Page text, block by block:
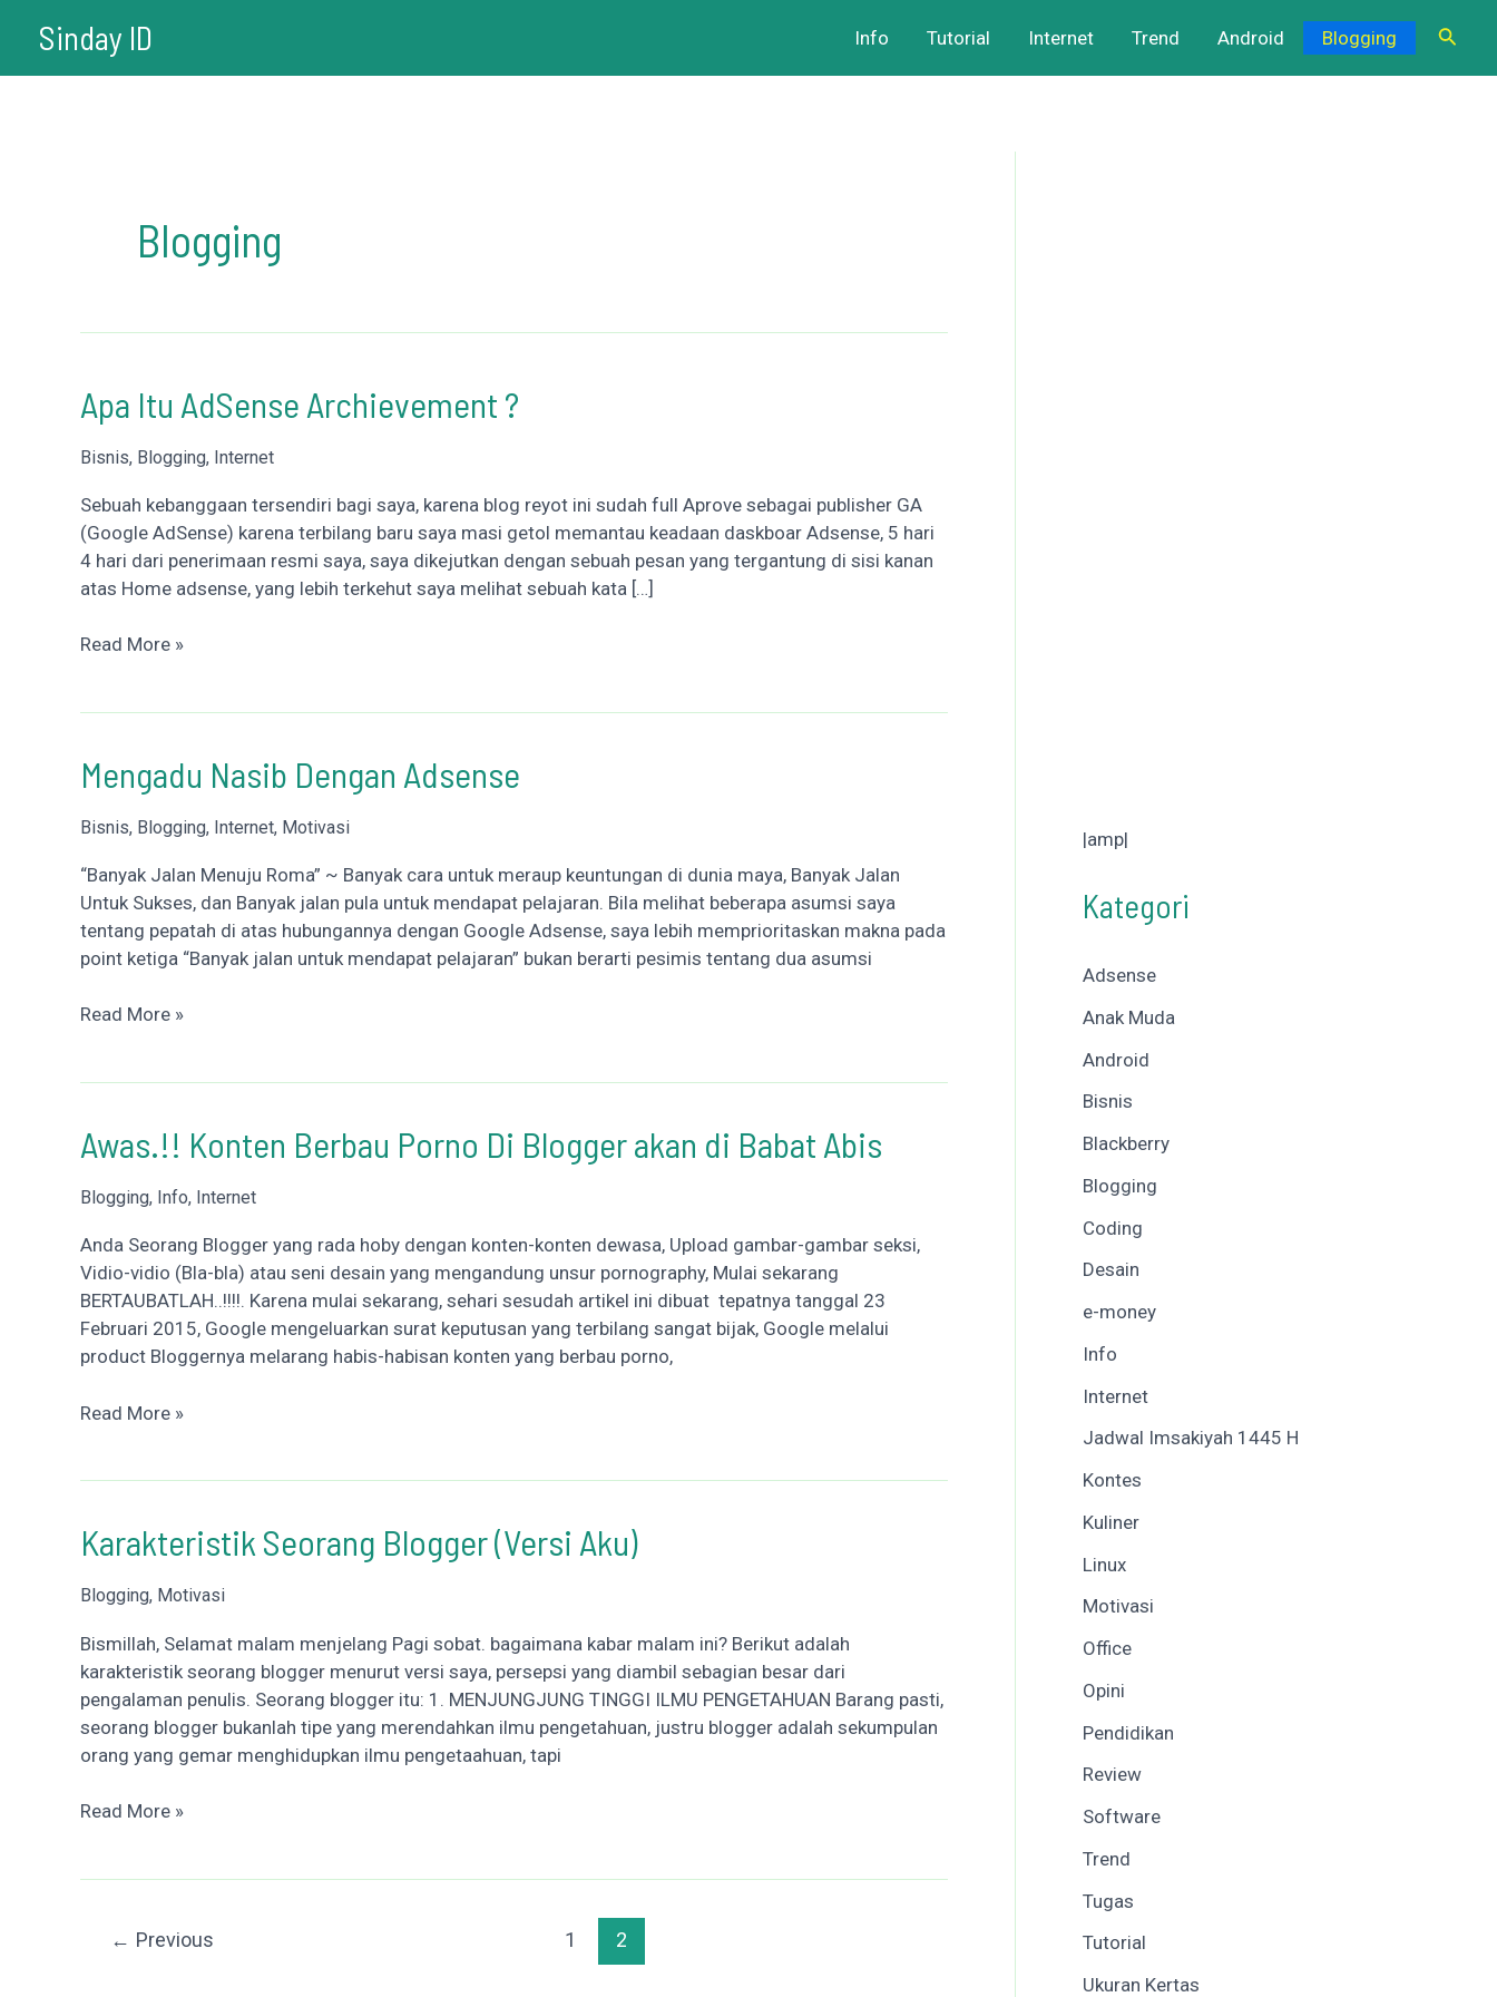
Sinday ID Info Tutorial Internet Trend Android Blogging Cari
Blogging
Apa Itu AdSense Archievement ?
Bisnis, Blogging, Internet
Sebuah kebanggaan tersendiri bagi saya, karena blog reyot ini sudah full Aprove sebagai publisher GA
(Google AdSense) karena terbilang baru saya masi getol memantau keadaan daskboar Adsense, 5 hari
4 hari dari penerimaan resmi saya, saya dikejutkan dengan sebuah pesan yang tergantung di sisi kanan
atas Home adsense, yang lebih terkehut saya melihat sebuah kata […]
Apa
Read More »
Mengadu Nasib Dengan Adsense
Bisnis, Blogging, Internet, Motivasi
“Banyak Jalan Menuju Roma” ~ Banyak cara untuk meraup keuntungan di dunia maya, Banyak Jalan
Untuk Sukses, dan Banyak jalan pula untuk mendapat pelajaran. Bila melihat beberapa asumsi saya
tentang pepatah di atas hubungannya dengan Google Adsense, saya lebih memprioritaskan makna pada
point ketiga “Banyak jalan untuk mendapat pelajaran” bukan berarti pesimis tentang dua asumsi
Mengadu
Read More »
Awas.!! Konten Berbau Porno Di Blogger akan di Babat Abis
Blogging, Info, Internet
Anda Seorang Blogger yang rada hoby dengan konten-konten dewasa, Upload gambar-gambar seksi,
Vidio-vidio (Bla-bla) atau seni desain yang mengandung unsur pornography, Mulai sekarang
BERTAUBATLAH..!!!!. Karena mulai sekarang, sehari sesudah artikel ini dibuat tepatnya tanggal 23
Februari 2015, Google mengeluarkan surat keputusan yang terbilang sangat bijak, Google melalui
product Bloggernya melarang habis-habisan konten yang berbau porno,
Awas.!!
Blogger
di
Babat
Abis
Read More »
Karakteristik Seorang Blogger (Versi Aku)
Blogging, Motivasi
Bismillah, Selamat malam menjelang Pagi sobat. bagaimana kabar malam ini? Berikut adalah
karakteristik seorang blogger menurut versi saya, persepsi yang diambil sebagian besar dari
pengalaman penulis. Seorang blogger itu: 1. MENJUNGJUNG TINGGI ILMU PENGETAHUAN Barang pasti,
seorang blogger bukanlah tipe yang merendahkan ilmu pengetahuan, justru blogger adalah sekumpulan
orang yang gemar menghidupkan ilmu pengetaahuan, tapi
Karakteristik
Read More »
← Previous 1 2
|amp|
Kategori
Adsense
Anak Muda
Android
Bisnis
Blackberry
Blogging
Coding
Desain
e-money
Info
Internet
Jadwal Imsakiyah 1445 H
Kontes
Kuliner
Linux
Motivasi
Office
Opini
Pendidikan
Review
Software
Trend
Tugas
Tutorial
Ukuran Kertas